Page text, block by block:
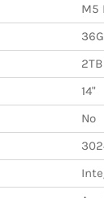
M5
2TB
14"
No